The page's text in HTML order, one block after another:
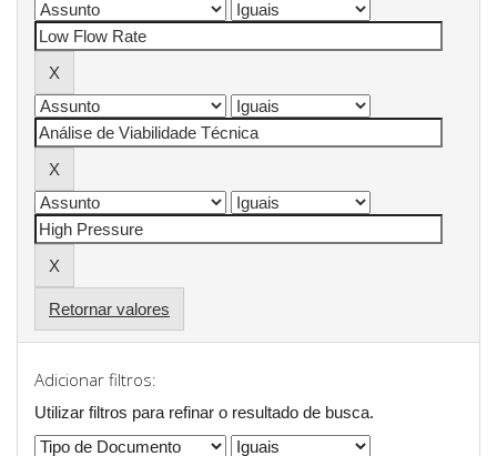
Retornar valores
Adicionar filtros:
Utilizar filtros para refinar o resultado de busca.